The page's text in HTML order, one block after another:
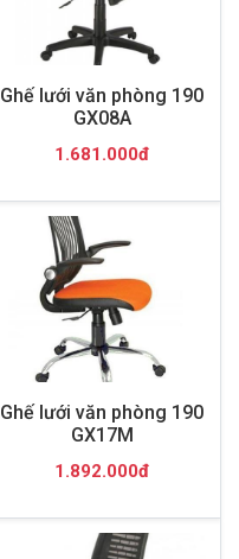
Ghế lưới văn phòng 190
GX08A
1.681.000đ
Ghế lưới văn phòng 190
GX17M
1.892.000đ